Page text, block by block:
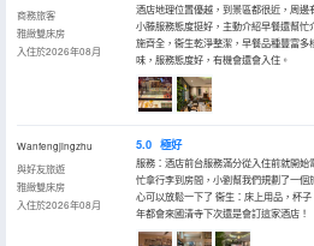
商務旅客
雅緻雙床房
入住於2026年08月
酒店地理位置優越，到景區都很近，周
小滕服務態度挺好，主動介紹早餐還幫
施齊全，衞生乾淨整潔，早餐品種豐富
味，服務態度好，有機會還會入住。
Wanfengjingzhu
與好友旅遊
雅緻雙床房
入住於2026年08月
5.0 極好
服務：酒店前台服務滿分從入住前就開
忙拿行李到房間，小劉幫我們規劃了一
心可以放鬆一下了 衞生：床上用品，杯
年都會來國清寺下次還是會訂這家酒店！